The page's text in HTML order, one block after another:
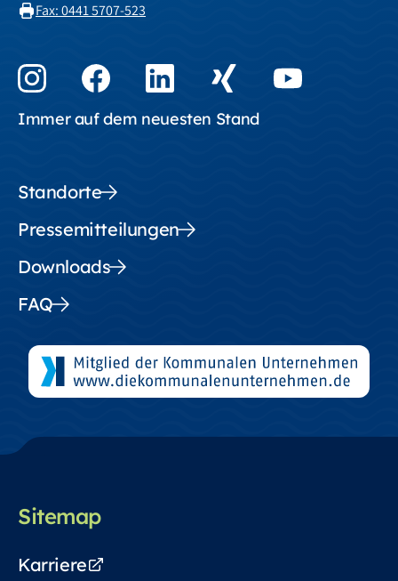
Fax: 0441 5707-523
Immer auf dem neuesten Stand
Standorte
Pressemitteilungen
Downloads
FAQ
Sitemap
Karriere